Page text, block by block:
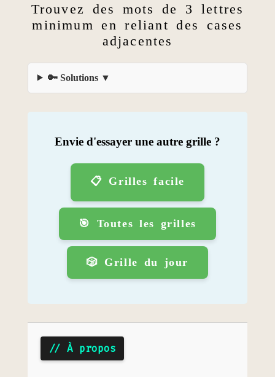
Trouvez des mots de 3 lettres
minimum en reliant des cases
adjacentes
🔑 Solutions
Envie d'essayer une autre grille ?
📋 Grilles facile
🎯 Toutes les grilles
🎲 Grille du jour
// À propos